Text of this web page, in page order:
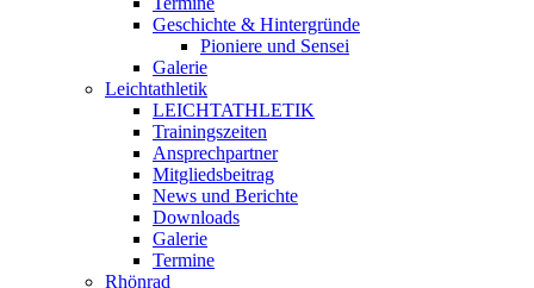
Geschichte & Hintergründe
Pioniere und Sensei
Galerie
Leichtathletik
LEICHTATHLETIK
Trainingszeiten
Ansprechpartner
Mitgliedsbeitrag
News und Berichte
Downloads
Galerie
Termine
Rhönrad